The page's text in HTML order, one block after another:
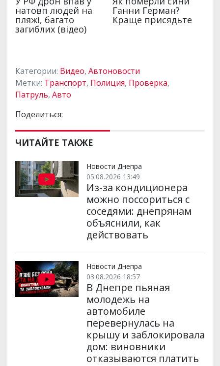
Категории: Видео, Автоновости
Метки: Транспорт, Полиция, Проверка,
Патруль, Авто
Поделиться:
ЧИТАЙТЕ ТАКЖЕ
Новости Днепра
05.08.2026 13:49
Из-за кондиционера
можно поссориться с
соседями: днепрянам
объяснили, как
действовать
Новости Днепра
03.08.2026 18:57
В Днепре пьяная
молодежь на
автомобиле
перевернулась на
крышу и заблокировала
дом: виновники
отказываются платить